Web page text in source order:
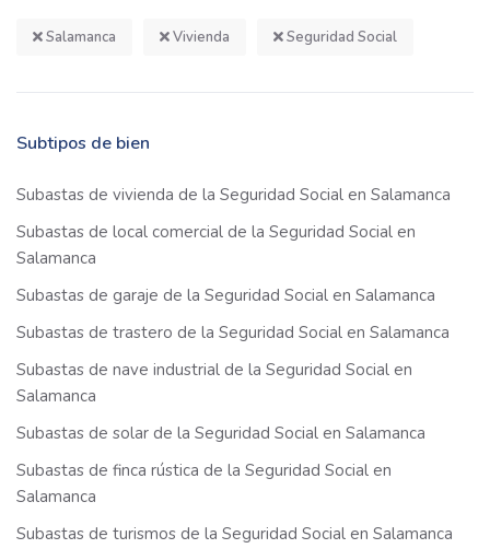
Salamanca Vivienda Seguridad Social
Subtipos de bien
Subastas de vivienda de la Seguridad Social en Salamanca
Subastas de local comercial de la Seguridad Social en
Salamanca
Subastas de garaje de la Seguridad Social en Salamanca
Subastas de trastero de la Seguridad Social en Salamanca
Subastas de nave industrial de la Seguridad Social en
Salamanca
Subastas de solar de la Seguridad Social en Salamanca
Subastas de finca rústica de la Seguridad Social en
Salamanca
Subastas de turismos de la Seguridad Social en Salamanca